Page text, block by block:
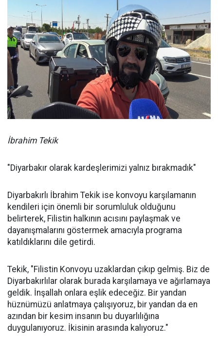
İbrahim Tekik
"Diyarbakır olarak kardeşlerimizi yalnız bırakmadık"
Diyarbakırlı İbrahim Tekik ise konvoyu karşılamanın
kendileri için önemli bir sorumluluk olduğunu
belirterek, Filistin halkının acısını paylaşmak ve
dayanışmalarını göstermek amacıyla programa
katıldıklarını dile getirdi.
Tekik, "Filistin Konvoyu uzaklardan çıkıp gelmiş. Biz de
Diyarbakırlılar olarak burada karşılamaya ve ağırlamaya
geldik. İnşallah onlara eşlik edeceğiz. Bir yandan
hüznümüzü anlatmaya çalışıyoruz, bir yandan da en
azından bir kesim insanın bu duyarlılığına
duygulanıyoruz. İkisinin arasında kalıyoruz."